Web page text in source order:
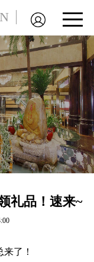
礼品！速来~
了！